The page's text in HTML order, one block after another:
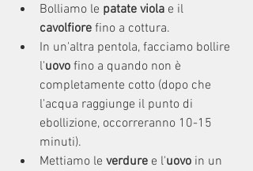
Bolliamo le patate viola e il
cavolfiore fino a cottura.
In un'altra pentola, facciamo bollire
l'uovo fino a quando non è
completamente cotto (dopo che
l'acqua raggiunge il punto di
ebollizione, occorreranno 10-15
minuti).
Mettiamo le verdure e l'uovo in un